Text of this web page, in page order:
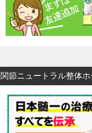
関節ニュートラル整体